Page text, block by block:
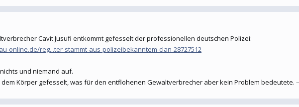
Cavit Jusufi entkommt gefesselt der professionellen deutschen Polizei:
online.de/reg...ter-stammt-aus-polizeibekanntem-clan-28727512
und niemand auf.
Körper gefesselt, was für den entflohenen Gewaltverbrecher aber kein Problem bedeutete.